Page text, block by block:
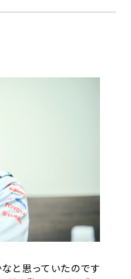
と思っていたのです